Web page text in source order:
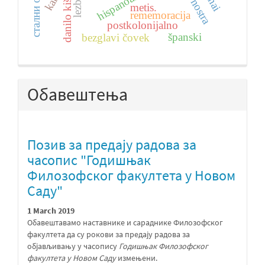
metis.
rememoracija
postkolonijalno
bezglavi čovek španski
danilo kiš
Обавештења
Позив за предају радова за
часопис "Годишњак
Филозофског факултета у Новом
Саду"
1 March 2019
Обавештавамо наставнике и сараднике Филозофског
факултета да су рокови за предају радова за
објављивању у часопису Годишњак Филозофског
факултета у Новом Садуизмењени.